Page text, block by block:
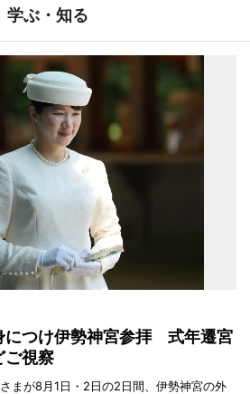
学ぶ・知る
につけ伊勢神宮参拝 式年遷宮
ご視察
まが8月1日・2日の2日間、伊勢神宮の外